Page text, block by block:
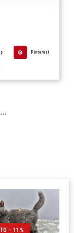
Pinterest
- 11%